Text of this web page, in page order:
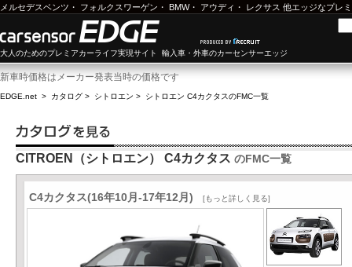
メルセデスベンツ ・ フォルクスワーゲン ・ BMW・ アウディ ・ レクサス 他エッジなプレ
大人のためのプレミアカーライフ実現サイト 輸入車・外車のカーセンサーエッジ
新車時価格はメーカー発表当時の価格です
EDGE.net > カタログ > シトロエン > シトロエン C4カクタスのFMC一覧
CITROEN（シトロエン） C4カクタス のFMC一覧
C4カクタス(16年10月-17年12月) [もっと詳しく見る]